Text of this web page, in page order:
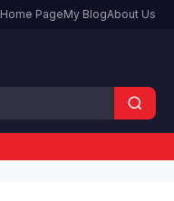
Home PageMy BlogAbout Us